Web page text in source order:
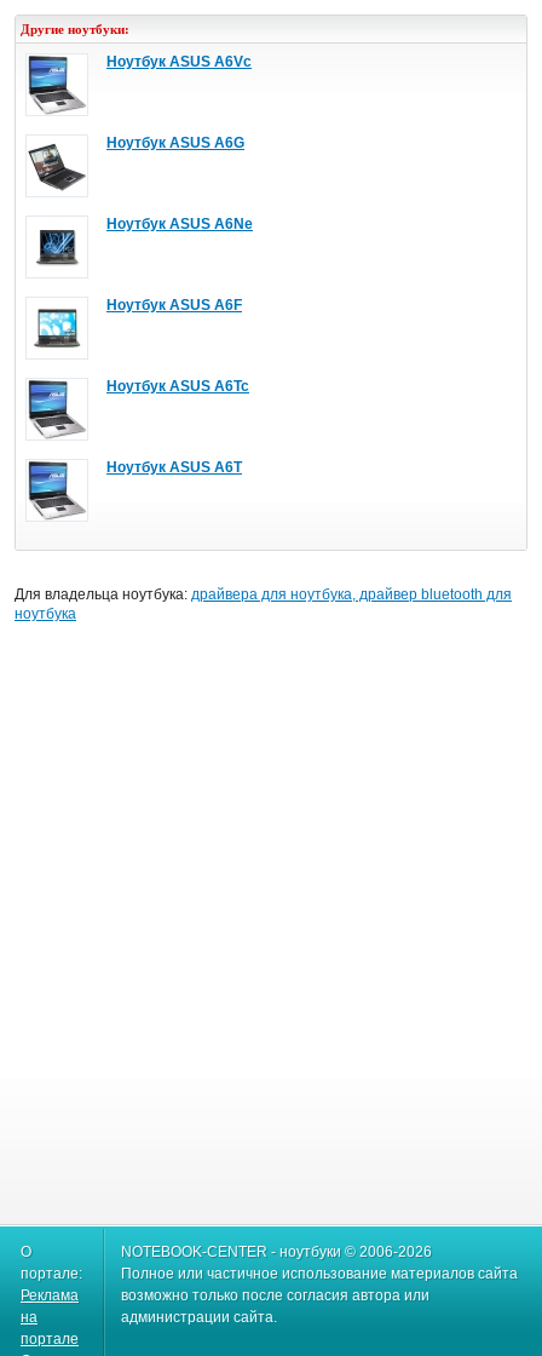
Другие ноутбуки:
Ноутбук ASUS A6Vc
Ноутбук ASUS A6G
Ноутбук ASUS A6Ne
Ноутбук ASUS A6F
Ноутбук ASUS A6Tc
Ноутбук ASUS A6T
Для владельца ноутбука: драйвера для ноутбука, драйвер bluetooth для
ноутбука
О
портале:
Реклама
на
портале
NOTEBOOK-CENTER - ноутбуки © 2006-2026
Полное или частичное использование материалов сайта
возможно только после согласия автора или
администрации сайта.